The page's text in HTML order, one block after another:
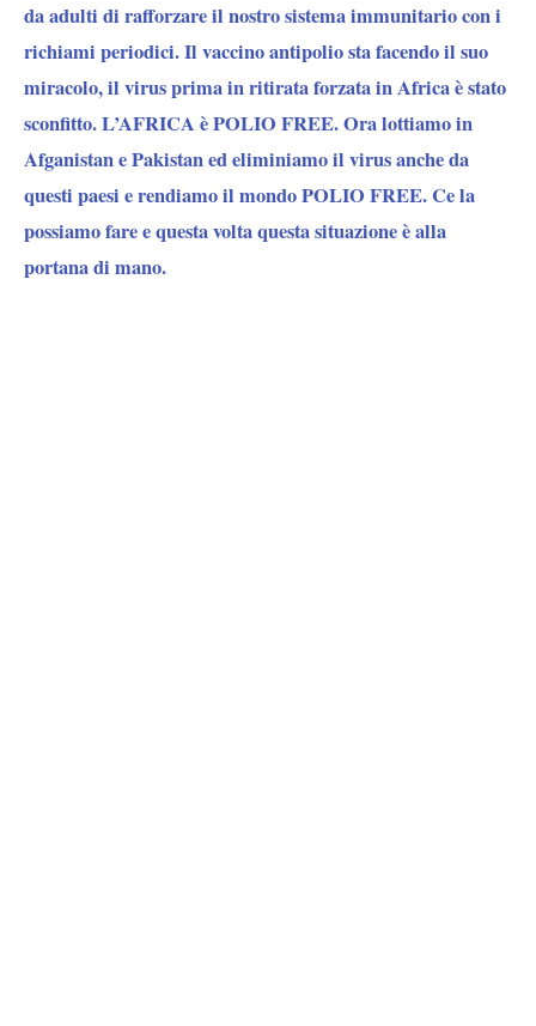
da adulti di rafforzare il nostro sistema immunitario con i
richiami periodici. Il vaccino antipolio sta facendo il suo
miracolo, il virus prima in ritirata forzata in Africa è stato
sconfitto. L’AFRICA è POLIO FREE. Ora lottiamo in
Afganistan e Pakistan ed eliminiamo il virus anche da
questi paesi e rendiamo il mondo POLIO FREE. Ce la
possiamo fare e questa volta questa situazione è alla
portana di mano.